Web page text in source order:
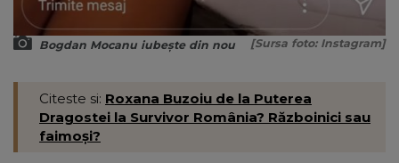
Bogdan Mocanu iubește din nou [Sursa foto: Instagram]
Citeste si: Roxana Buzoiu de la Puterea
Dragostei la Survivor România? Războinici sau
faimoși?